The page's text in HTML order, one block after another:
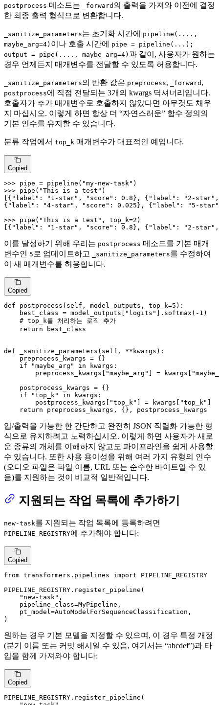
postprocess 메소드는 _forward 의 출력을 가져와 이전에 결정
한 최종 출력 형식으로 변환합니다.
_sanitize_parameters는 초기화 시간에
pipeline(....,
maybe_arg=4) 이나 호출 시간에
pipe = pipeline(...);
output = pipe(...., maybe_arg=4) 과 같이, 사용자가 원하는
경우 언제든지 매개변수를 전달할 수 있도록 허용합니다.
_sanitize_parameters의 반환 값은 preprocess, _forward ,
postprocess에 직접 전달되는 3개의 kwargs 딕셔너리입니다.
호출자가 추가 매개변수로 호출하지 않았다면 아무것도 채우
지 마십시오. 이렇게 하면 항상 더 “자연스러운” 함수 정의의
기본 인수를 유지할 수 있습니다.
분류 작업에서 top_k 매개변수가 대표적인 예입니다.
Copied
>>> pipe = pipeline( "my-new-task"
>>> pipe( "This is a test" )
[{ "label" : "1-star" , "score" : 0.8 }, { "label" : "2-star"
{ "label" : "4-star" , "score" : 0.025 }, { "label" :
"5-star"
>>> pipe( "This is a test" , top_k=2 )
[{ "label" : "1-star" , "score" : 0.8 }, { "label" : "2-star"
이를 달성하기 위해 우리는 postprocess 메소드를 기본 매개
변수인 5 로 업데이트하고 _sanitize_parameters를 수정하여
이 새 매개변수를 허용합니다.
Copied
def postprocess ( self, model_outputs, top_k=5 ):
    best_class = model_outputs[
"logits" ].softmax(- 1 )
# top_k를 처리하는 로직 추가
return best_class
def _sanitize_parameters ( self, **kwargs ):
    preprocess_kwargs = {}
if
"maybe_arg" in kwargs:
        preprocess_kwargs[
"maybe_arg" ] = kwargs[
    postprocess_kwargs = {}
if
"top_k" in kwargs:
        postprocess_kwargs[
"top_k" ] = kwargs[ "top_k"
return preprocess_kwargs, {}, postprocess_kwargs
입/출력을 가능한 한 간단하고 완전히 JSON 직렬화 가능한 형
식으로 유지하려고 노력하십시오. 이렇게 하면 사용자가 새로
운 종류의 개체를 이해하지 않고도 파이프라인을 쉽게 사용할
수 있습니다. 또한 사용 용이성을 위해 여러 가지 유형의 인수
(오디오 파일은 파일 이름, URL 또는 순수한 바이트일 수 있
음)를 지원하는 것이 비교적 일반적입니다.
지원되는 작업 목록에 추가하기
new-task를 지원되는 작업 목록에 등록하려면
PIPELINE_REGISTRY에 추가해야 합니다:
Copied
from transformers.pipelines import PIPELINE_REGISTRY
PIPELINE_REGISTRY.register_pipeline(
"new-task" ,
    pipeline_class=MyPipeline,
    pt_model=AutoModelForSequenceClassification,
)
원하는 경우 기본 모델을 지정할 수 있으며, 이 경우 특정 개정
(분기 이름 또는 커밋 해시일 수 있음, 여기서는 “abcdef”)과 타
입을 함께 가져와야 합니다:
Copied
PIPELINE_REGISTRY.register_pipeline(